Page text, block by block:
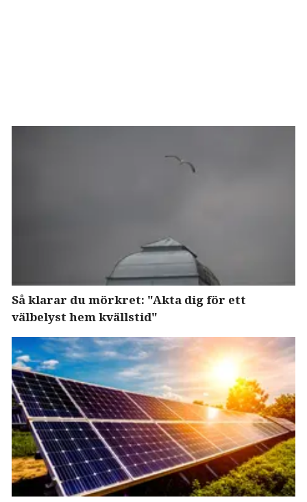
Så klarar du mörkret: "Akta dig för ett
välbelyst hem kvällstid"